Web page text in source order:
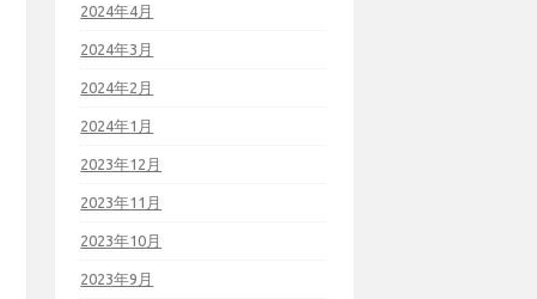
2024年4月
2024年3月
2024年2月
2024年1月
2023年12月
2023年11月
2023年10月
2023年9月